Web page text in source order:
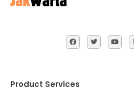
Product Services